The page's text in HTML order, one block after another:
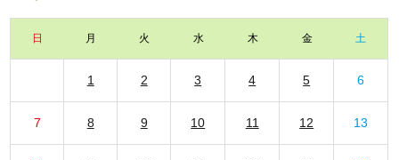
日 月 火 水 木 金 土
1 2 3 4 5 6
7 8 9 10 11 12 13